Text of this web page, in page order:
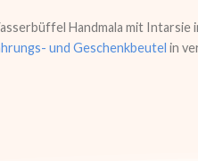
Handmala mit
und Geschenkbeutel in